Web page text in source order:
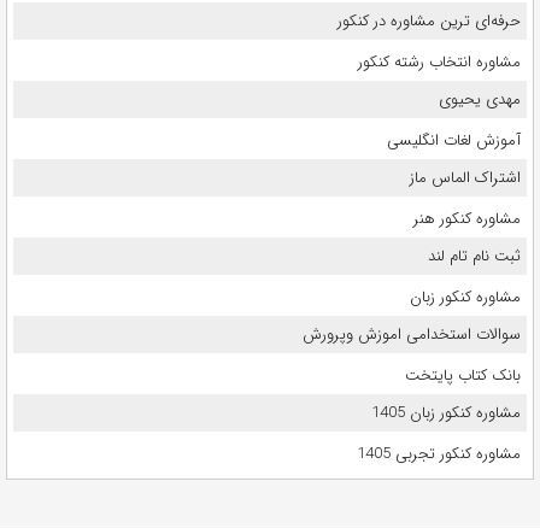
حرفه‌ای ترین مشاوره در کنکور
مشاوره انتخاب رشته کنکور
مهدی یحیوی
آموزش لغات انگلیسی
اشتراک الماس ماز
مشاوره کنکور هنر
ثبت نام تام لند
مشاوره کنکور زبان
سوالات استخدامی اموزش وپرورش
بانک کتاب پایتخت
مشاوره کنکور زبان 1405
مشاوره کنکور تجربی 1405